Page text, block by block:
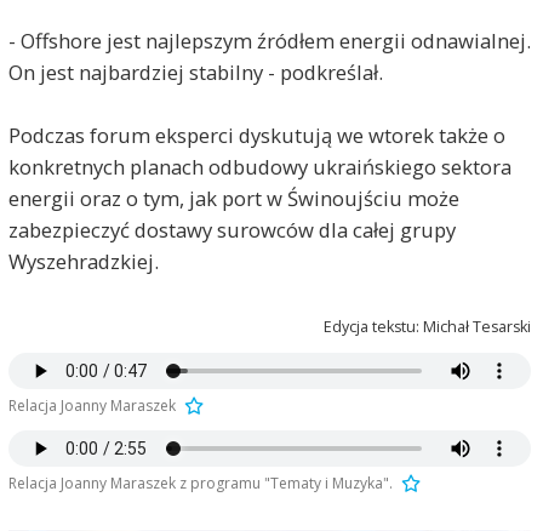
- Offshore jest najlepszym źródłem energii odnawialnej.
On jest najbardziej stabilny - podkreślał.
Podczas forum eksperci dyskutują we wtorek także o
konkretnych planach odbudowy ukraińskiego sektora
energii oraz o tym, jak port w Świnoujściu może
zabezpieczyć dostawy surowców dla całej grupy
Wyszehradzkiej.
Edycja tekstu: Michał Tesarski
Relacja Joanny Maraszek
Relacja Joanny Maraszek z programu "Tematy i Muzyka".